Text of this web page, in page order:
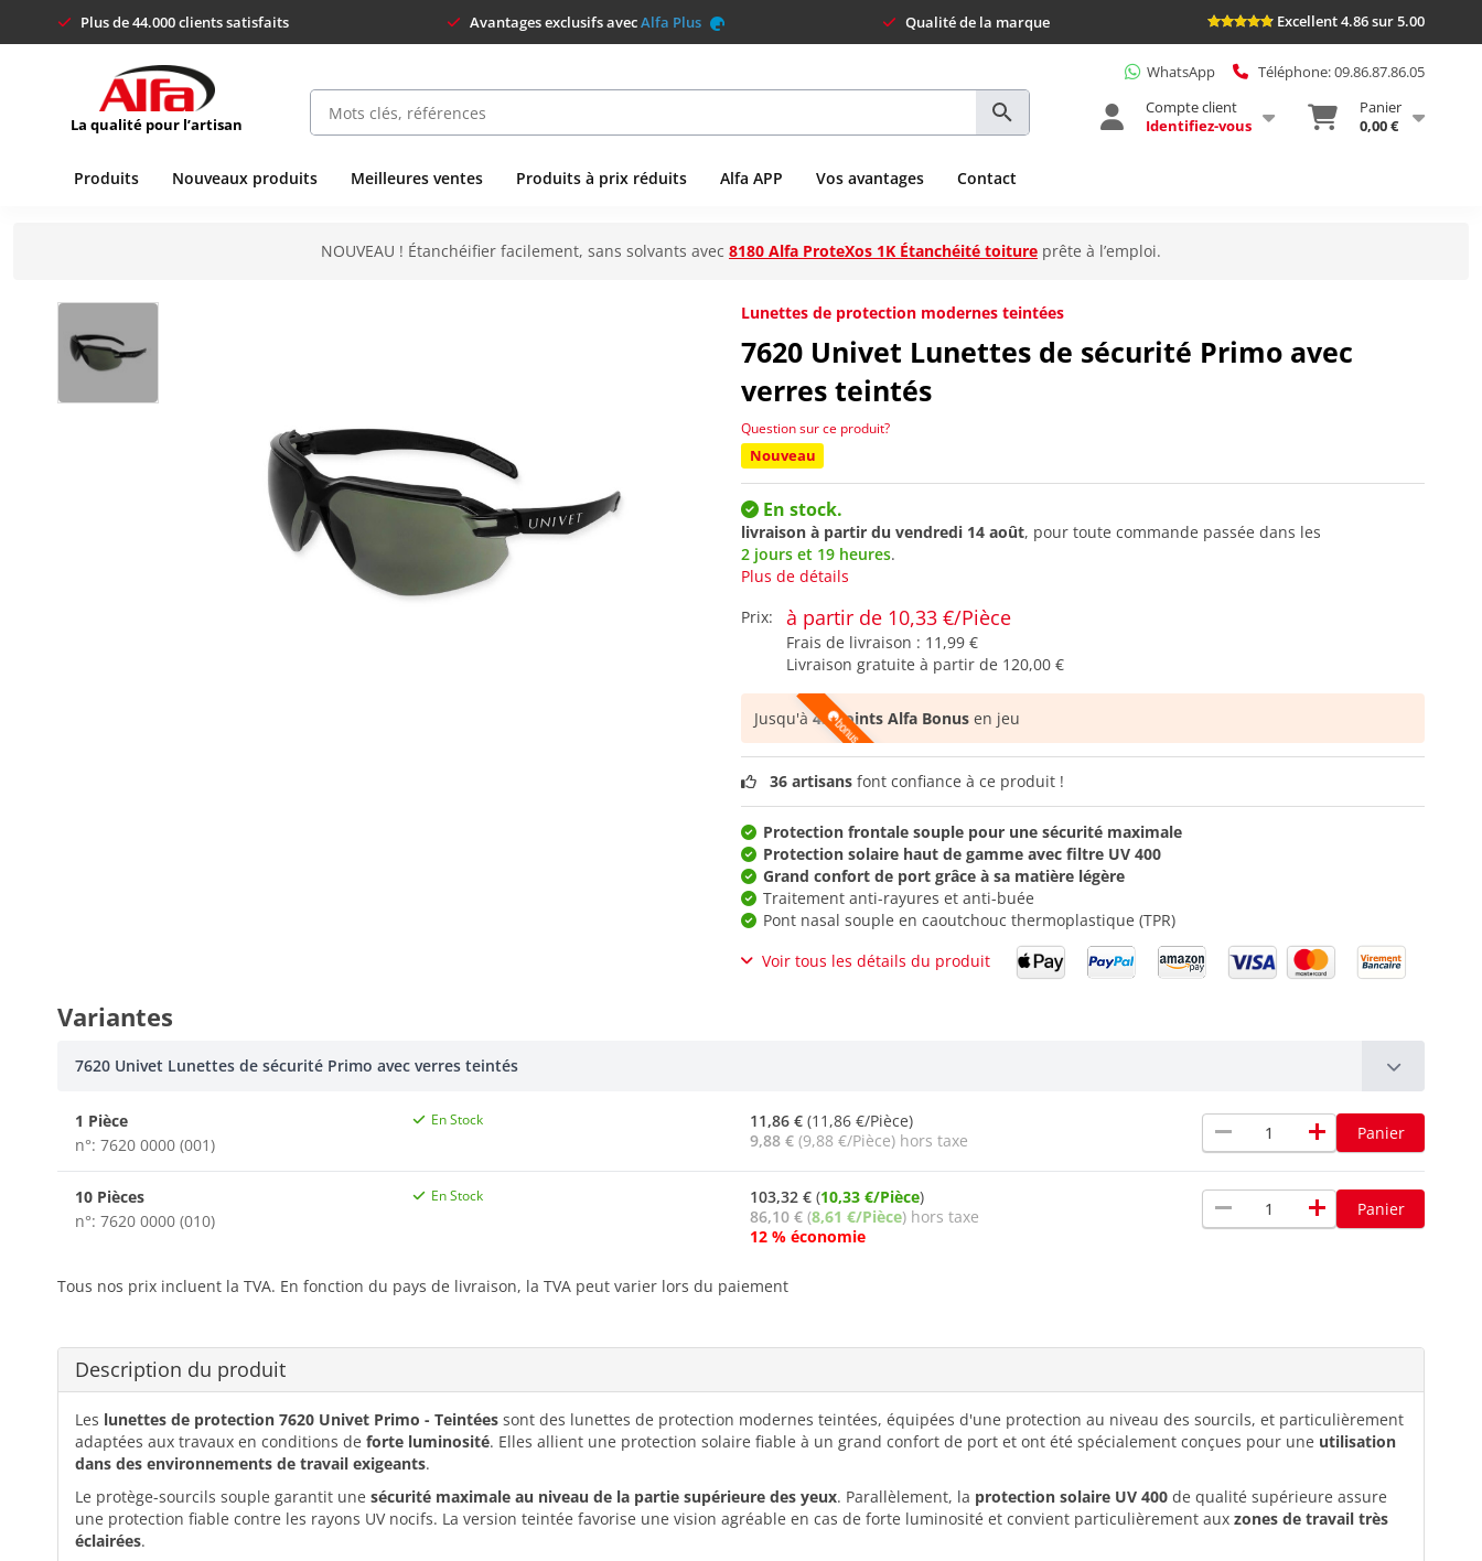
Plus de 44.000 clients satisfaits Avantages exclusifs avecAlfa Plus Qualité de la marque Excellent 4.86 sur 5.00
La qualité pour l’artisan
WhatsApp
Téléphone: 09.86.87.86.05
Compte client
Identifiez-vous
Panier
0,00 €
Produits Nouveaux produits Meilleures ventes Produits à prix réduits Alfa APP Vos avantages Contact
NOUVEAU ! Étanchéifier facilement, sans solvants avec 8180 Alfa ProteXos 1K Étanchéité toiture prête à l’emploi.
Lunettes de protection modernes teintées
7620 Univet Lunettes de sécurité Primo avec
verres teintés
Question sur ce produit?
Nouveau
En stock.
livraison à partir du vendredi 14 août, pour toute commande passée dans les
2 jours et 19 heures.
Plus de détails
Prix:
à partir de 10,33 €/Pièce
Frais de livraison : 11,99 €
Livraison gratuite à partir de 120,00 €
Jusqu'à43 points Alfa Bonus en jeu
36 artisans font confiance à ce produit !
Protection frontale souple pour une sécurité maximale
Protection solaire haut de gamme avec filtre UV 400
Grand confort de port grâce à sa matière légère
Traitement anti-rayures et anti-buée
Pont nasal souple en caoutchouc thermoplastique (TPR)
Voir tous les détails du produit
Variantes
7620 Univet Lunettes de sécurité Primo avec verres teintés
1 Pièce
n°: 7620 0000 (001)
En Stock 11,86 € (11,86 €/Pièce)
9,88 € (9,88 €/Pièce) hors taxe remove add Panier
10 Pièces
n°: 7620 0000 (010)
En Stock 103,32 € (10,33 €/Pièce)
86,10 € (8,61 €/Pièce) hors taxe
12 % économie
remove add Panier
Tous nos prix incluent la TVA. En fonction du pays de livraison, la TVA peut varier lors du paiement
Description du produit
Les lunettes de protection 7620 Univet Primo - Teintées sont des lunettes de protection modernes teintées, équipées d'une protection au niveau des sourcils, et particulièrement
adaptées aux travaux en conditions de forte luminosité. Elles allient une protection solaire fiable à un grand confort de port et ont été spécialement conçues pour une utilisation
dans des environnements de travail exigeants.
Le protège-sourcils souple garantit une sécurité maximale au niveau de la partie supérieure des yeux. Parallèlement, la protection solaire UV 400 de qualité supérieure assure
une protection fiable contre les rayons UV nocifs. La version teintée favorise une vision agréable en cas de forte luminosité et convient particulièrement aux zones de travail très
éclairées.